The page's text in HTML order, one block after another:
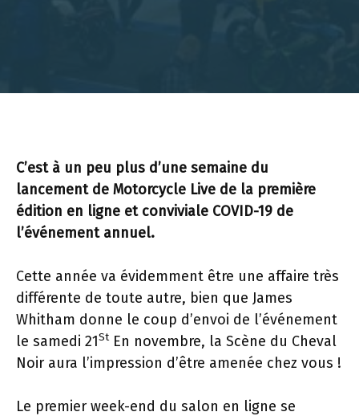
C’est à un peu plus d’une semaine du
lancement de Motorcycle Live de la première
édition en ligne et conviviale COVID-19 de
l’événement annuel.
Cette année va évidemment être une affaire très
différente de toute autre, bien que James
Whitham donne le coup d’envoi de l’événement
le samedi 21StEn novembre, la Scène du Cheval
Noir aura l’impression d’être amenée chez vous !
Le premier week-end du salon en ligne se